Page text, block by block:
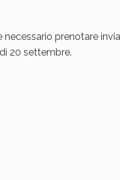
prenotare
20 settembre.